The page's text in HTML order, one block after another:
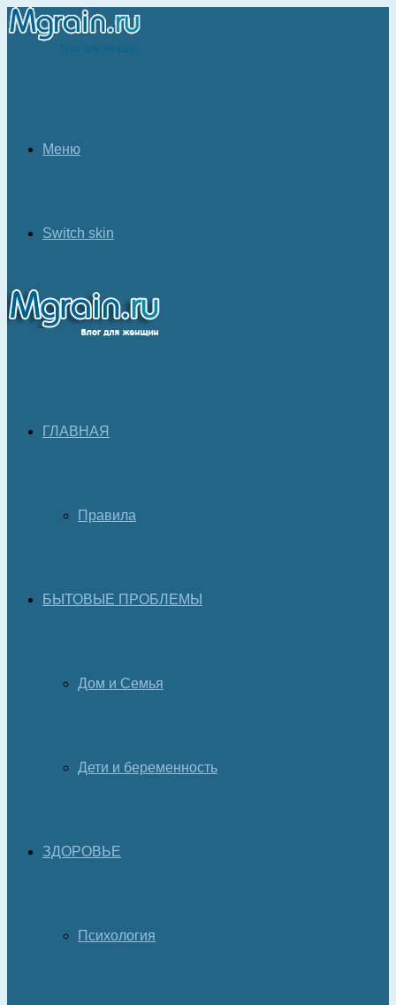
Меню
Switch skin
ГЛАВНАЯ
Правила
БЫТОВЫЕ ПРОБЛЕМЫ
Дом и Семья
Дети и беременность
ЗДОРОВЬЕ
Психология